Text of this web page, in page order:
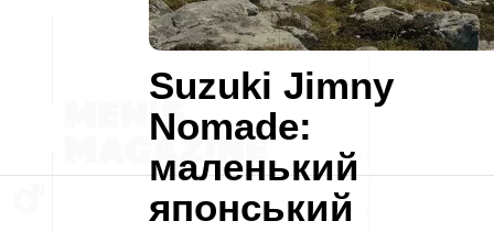
Suzuki Jimny
Nomade:
маленький
японський